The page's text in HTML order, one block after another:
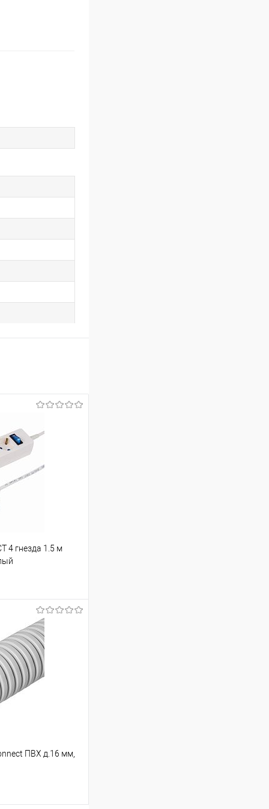
4 гнезда 1.5 м
наличии
ПВХ д.16 мм,